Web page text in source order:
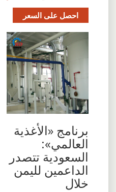
احصل على السعر
برنامج «الأغذية
العالمي»:
السعودية تتصدر
الداعمين لليمن
خلال